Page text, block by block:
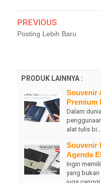
PREVIOUS
Posting Lebih Baru
PRODUK LAINNYA :
Souvenir
Premium
Dalam
alat tulis bi…
Souvenir
Agenda
Ingin
yang